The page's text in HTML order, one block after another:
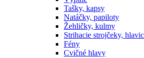
Tašky, kapsy
Natáčky, papiloty
Žehličky, kulmy
Strihacie strojčeky,
Fény
Cvičné hlavy